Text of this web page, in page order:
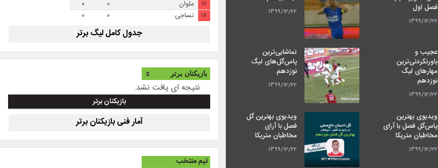
فصل اول
۱۳۹۹/۱۲/۲۲
۱۳۹۹/۱۲/۲۲
عجیب و
باورنکردنی‌ترین
مهارهای لیگ
نوزدهم
۱۳۹۹/۱۲/۲۲
تماشایی‌ترین
پاس‌گل‌های لیگ
نوزدهم
۱۳۹۹/۱۲/۲۲
ویدیوی بهترین
پاس‌گل فصل با آرای
مخاطبان متریکا
۱۳۹۹/۱۲/۲۲
ویدیوی بهترین گل
فصل با آرای
مخاطبان متریکا
۱۳۹۹/۱۲/۲۲
۱۷
ملوان ۰
۰
۱۸
نساجی ۰ ۰
جدول کامل لیگ برتر
نتیجه ای یافت نشد.
بازیکنان برتر
آمار فنی بازیکنان برتر
تیم منتخب